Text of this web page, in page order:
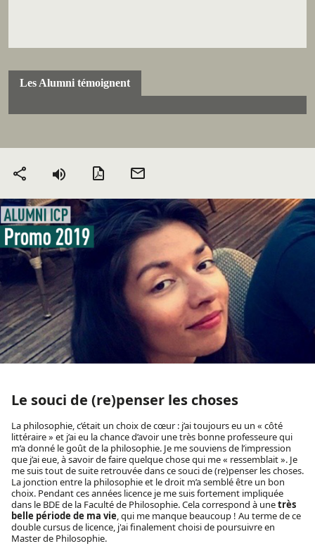
Les Alumni témoignent
Partager Version PDF
Le souci de (re)penser les choses
La philosophie, c’était un choix de cœur : j’ai toujours eu un « côté
littéraire » et j’ai eu la chance d’avoir une très bonne professeure qui
m’a donné le goût de la philosophie. Je me souviens de l’impression
que j’ai eue, à savoir de faire quelque chose qui me « ressemblait ». Je
me suis tout de suite retrouvée dans ce souci de (re)penser les choses.
La jonction entre la philosophie et le droit m’a semblé être un bon
choix. Pendant ces années licence je me suis fortement impliquée
dans le BDE de la Faculté de Philosophie. Cela correspond à unetrès
belle période de ma vie, qui me manque beaucoup ! Au terme de ce
double cursus de licence, j'ai finalement choisi de poursuivre en
Master de Philosophie.